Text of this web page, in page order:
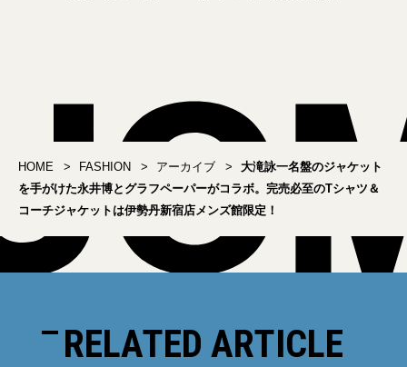
HOME FASHION アーカイブ
大滝詠一名盤のジャケット
を手がけた永井博とグラフペーパーがコラボ。完売必至のTシャツ＆
コーチジャケットは伊勢丹新宿店メンズ館限定！
RELATED ARTICLE